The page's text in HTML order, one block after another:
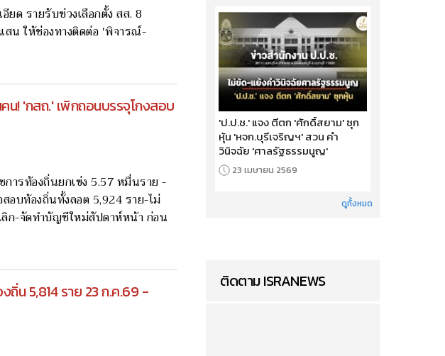
ด รายรับช่วงเลือกตั้ง สส. 8
น ให้ช่องทางติดต่อ 'พิจารณ์-
น! 'กสถ.' เพิกถอนบรรจุโกงสอบ
ารท้องถิ่นยกเข่ง 5.57 หมื่นราย -
อบท้องถิ่นทั้งลอต 5,924 ราย-ไม่
ก-จัดทำบัญชีใหม่สัปดาห์หน้า ก่อน
น 5,814 ราย 23 ก.ค.69 -
'ป.ป.ช.' แจง ตีตก 'ศักดิ์สยาม' ซุก
หุ้น 'หจก.บุรีเจริญฯ' สวน คำ
วินิจฉัย 'ศาลรัฐธรรมนูญ'
23 เมษายน 2569
ดูทั้งหมด
ติดตาม ISRANEWS